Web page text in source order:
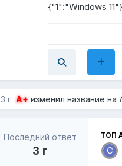
{"1":"Windows 11"}
3 г A+изменил название на
Последний ответ
3 г
ТОП